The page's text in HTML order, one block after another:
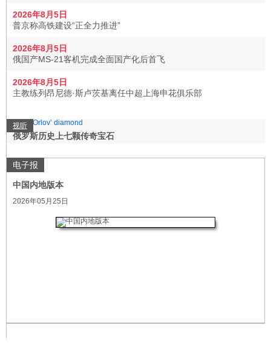
2026年8月5日
普京称高铁建设“正全力推进”
2026年8月5日
俄国产MS-21客机完成全面国产化后首飞
2026年8月5日
主教练列昂尼德·斯卢茨基离任中超上海申花俱乐部
视听
俄罗斯历史上七颗传奇宝石
电子报
中国内地版本
2026年05月25日